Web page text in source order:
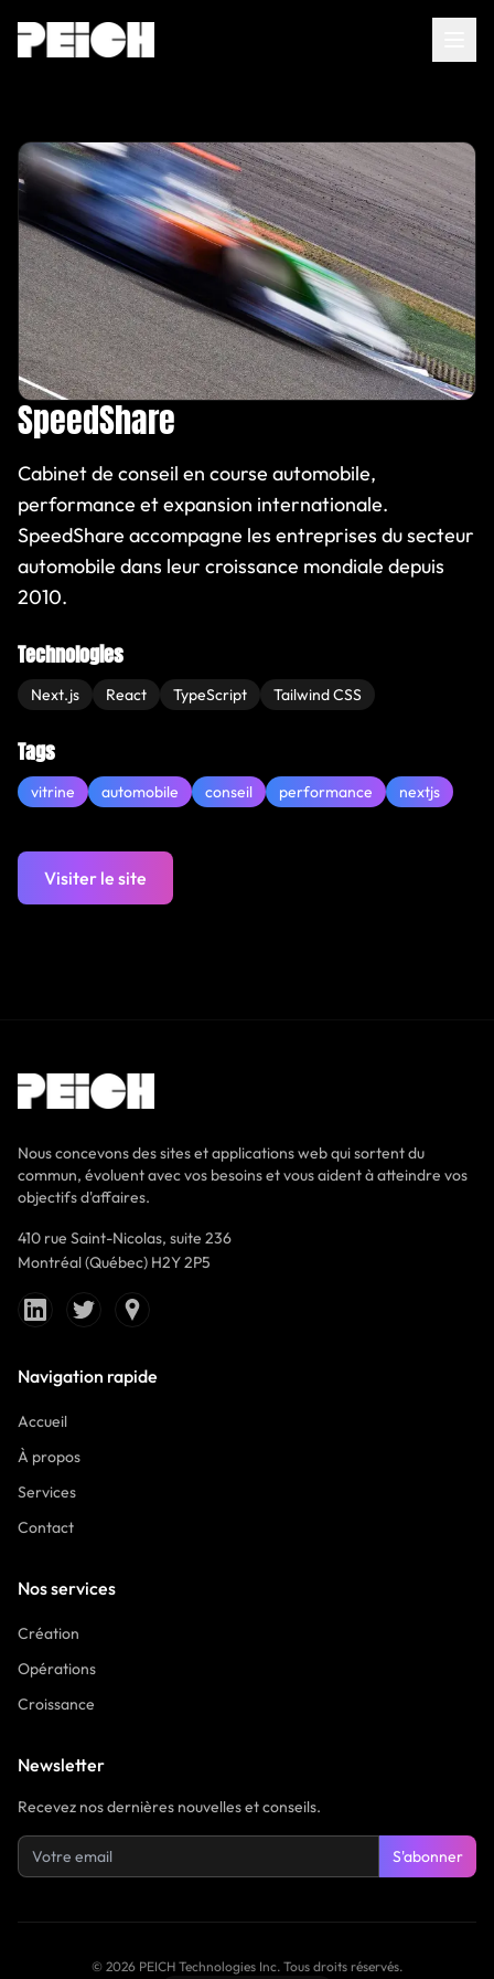
À propos
Services
Agents IA
Conseils
FR | EN
Contact
SpeedShare
Cabinet de conseil en course automobile,
performance et expansion internationale.
SpeedShare accompagne les entreprises du secteur
automobile dans leur croissance mondiale depuis
2010.
Technologies
Next.js React TypeScript Tailwind CSS
Tags
vitrine automobile conseil performance nextjs
Visiter le site
Nous concevons des sites et applications web qui sortent du
commun, évoluent avec vos besoins et vous aident à atteindre vos
objectifs d'affaires.
410 rue Saint-Nicolas, suite 236
Montréal (Québec) H2Y 2P5
Navigation rapide
Accueil
À propos
Services
Contact
Nos services
Création
Opérations
Croissance
Newsletter
Recevez nos dernières nouvelles et conseils.
S'abonner
© 2026 PEICH Technologies Inc. Tous droits réservés.